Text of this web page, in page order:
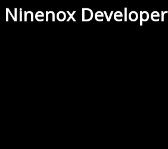
Ninenox Developer